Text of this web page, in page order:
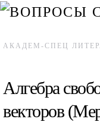
АКАДЕМ-СПЕЦ
Алгебра
векторов